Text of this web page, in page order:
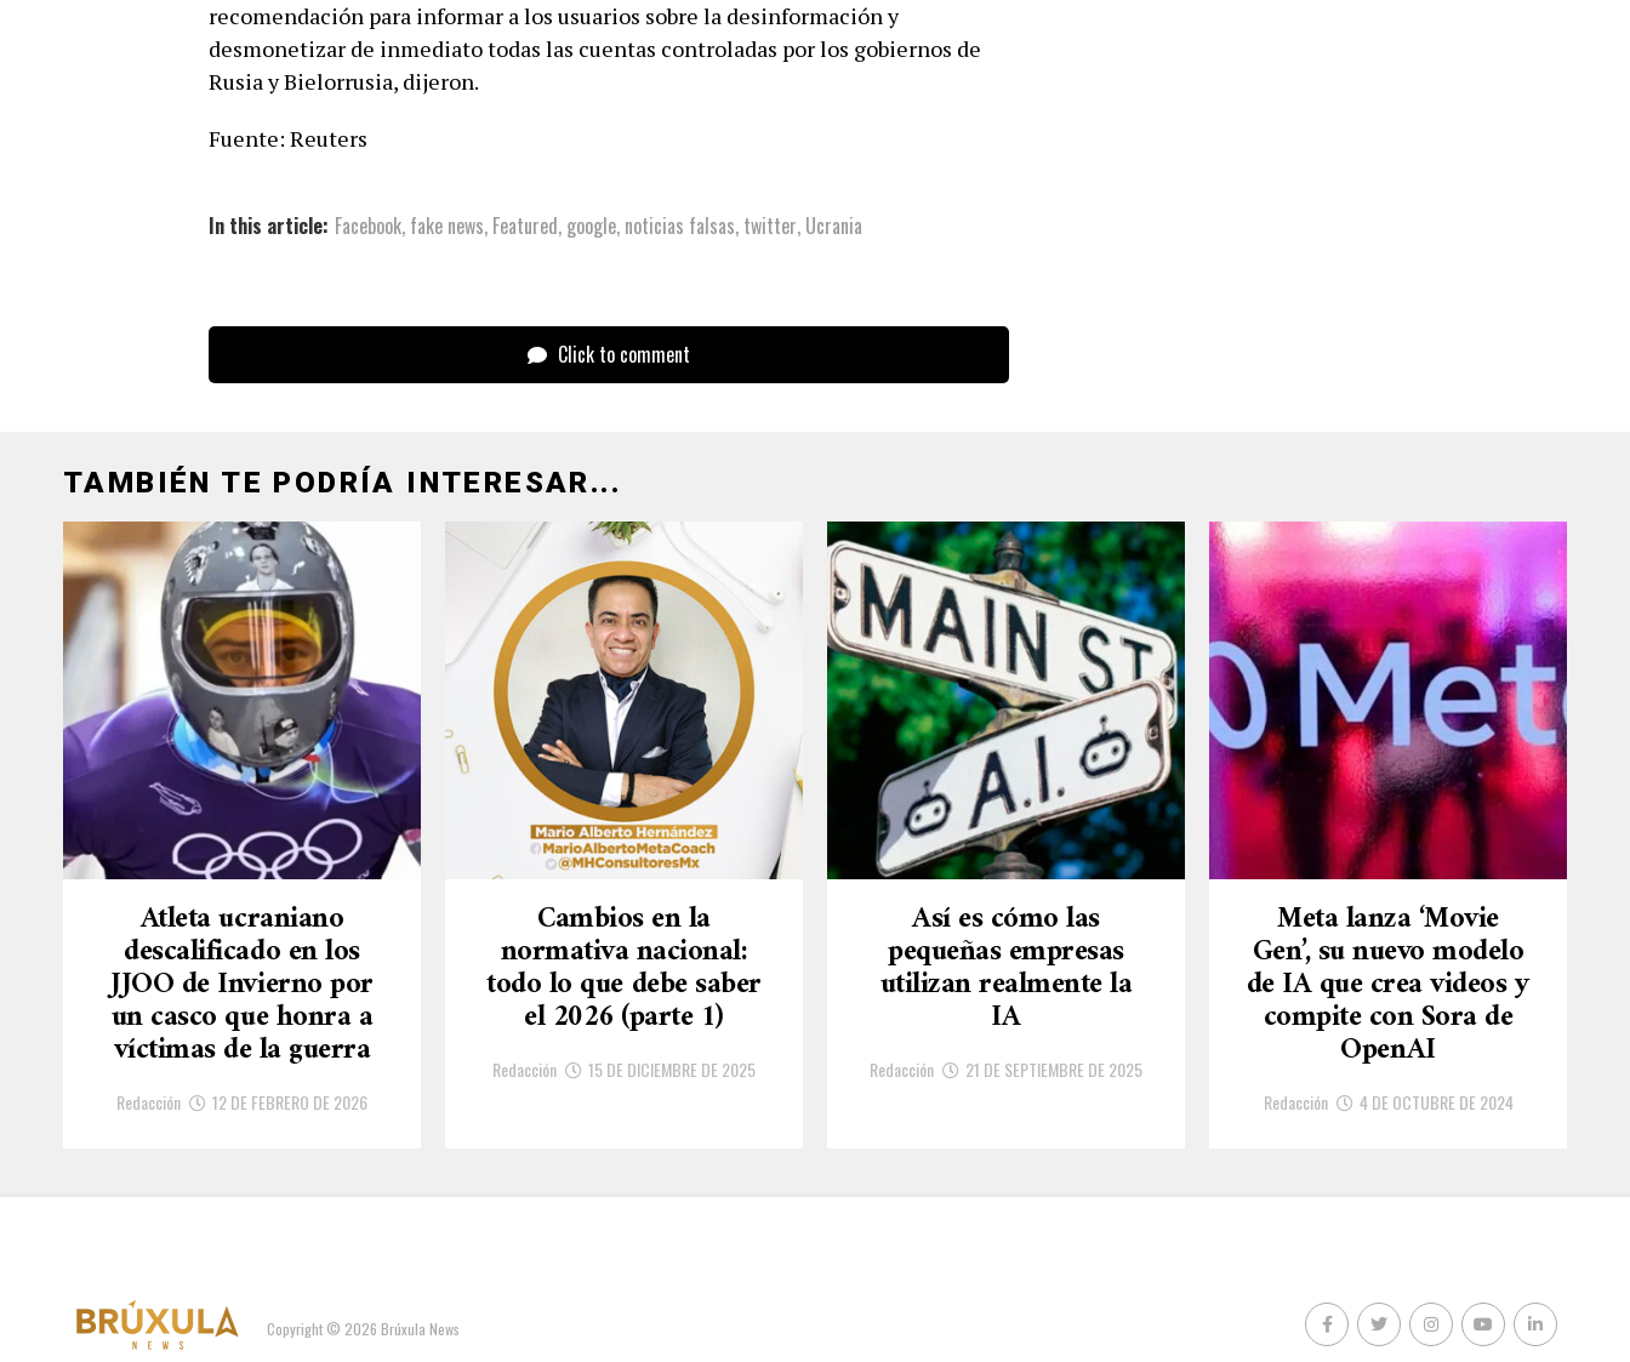
recomendación para informar a los usuarios sobre la desinformación y
desmonetizar de inmediato todas las cuentas controladas por los gobiernos de
Rusia y Bielorrusia, dijeron.
Fuente: Reuters
In this article: Facebook, fake news, Featured, google, noticias falsas, twitter, Ucrania
Click to comment
TAMBIÉN TE PODRÍA INTERESAR...
Atleta ucraniano
descalificado en los
JJOO de Invierno por
un casco que honra a
víctimas de la guerra
Redacción 12 DE FEBRERO DE 2026
Cambios en la
normativa nacional:
todo lo que debe saber
el 2026 (parte 1)
Redacción 15 DE DICIEMBRE DE 2025
Así es cómo las
pequeñas empresas
utilizan realmente la
IA
Redacción 21 DE SEPTIEMBRE DE 2025
Meta lanza ‘Movie
Gen’, su nuevo modelo
de IA que crea videos y
compite con Sora de
OpenAI
Redacción 4 DE OCTUBRE DE 2024
Copyright © 2026 Brúxula News